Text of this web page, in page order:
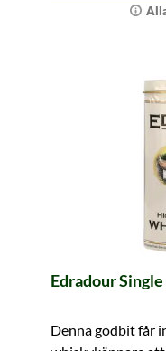
Edradour
Denna godbit får